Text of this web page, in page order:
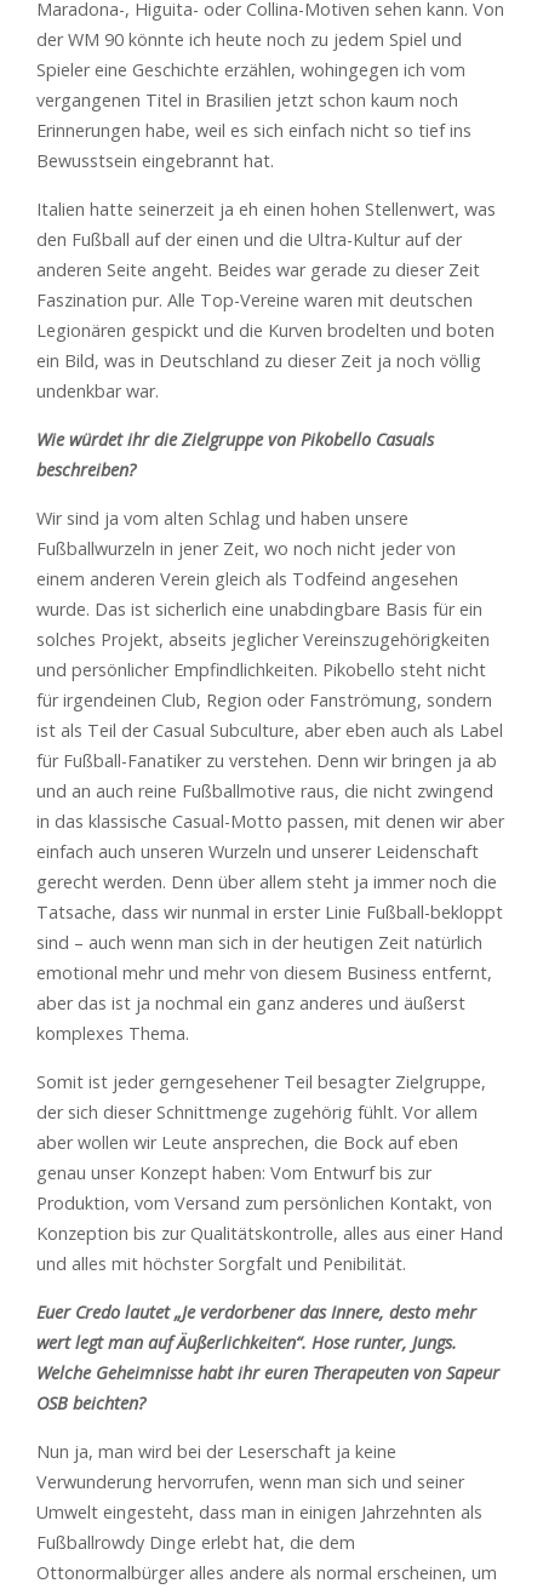
Maradona-, Higuita- oder Collina-Motiven sehen kann. Von
der WM 90 könnte ich heute noch zu jedem Spiel und
Spieler eine Geschichte erzählen, wohingegen ich vom
vergangenen Titel in Brasilien jetzt schon kaum noch
Erinnerungen habe, weil es sich einfach nicht so tief ins
Bewusstsein eingebrannt hat.
Italien hatte seinerzeit ja eh einen hohen Stellenwert, was
den Fußball auf der einen und die Ultra-Kultur auf der
anderen Seite angeht. Beides war gerade zu dieser Zeit
Faszination pur. Alle Top-Vereine waren mit deutschen
Legionären gespickt und die Kurven brodelten und boten
ein Bild, was in Deutschland zu dieser Zeit ja noch völlig
undenkbar war.
Wie würdet ihr die Zielgruppe von Pikobello Casuals
beschreiben?
Wir sind ja vom alten Schlag und haben unsere
Fußballwurzeln in jener Zeit, wo noch nicht jeder von
einem anderen Verein gleich als Todfeind angesehen
wurde. Das ist sicherlich eine unabdingbare Basis für ein
solches Projekt, abseits jeglicher Vereinszugehörigkeiten
und persönlicher Empfindlichkeiten. Pikobello steht nicht
für irgendeinen Club, Region oder Fanströmung, sondern
ist als Teil der Casual Subculture, aber eben auch als Label
für Fußball-Fanatiker zu verstehen. Denn wir bringen ja ab
und an auch reine Fußballmotive raus, die nicht zwingend
in das klassische Casual-Motto passen, mit denen wir aber
einfach auch unseren Wurzeln und unserer Leidenschaft
gerecht werden. Denn über allem steht ja immer noch die
Tatsache, dass wir nunmal in erster Linie Fußball-bekloppt
sind – auch wenn man sich in der heutigen Zeit natürlich
emotional mehr und mehr von diesem Business entfernt,
aber das ist ja nochmal ein ganz anderes und äußerst
komplexes Thema.
Somit ist jeder gerngesehener Teil besagter Zielgruppe,
der sich dieser Schnittmenge zugehörig fühlt. Vor allem
aber wollen wir Leute ansprechen, die Bock auf eben
genau unser Konzept haben: Vom Entwurf bis zur
Produktion, vom Versand zum persönlichen Kontakt, von
Konzeption bis zur Qualitätskontrolle, alles aus einer Hand
und alles mit höchster Sorgfalt und Penibilität.
Euer Credo lautet „Je verdorbener das Innere, desto mehr
wert legt man auf Äußerlichkeiten“. Hose runter, Jungs.
Welche Geheimnisse habt ihr euren Therapeuten von Sapeur
OSB beichten?
Nun ja, man wird bei der Leserschaft ja keine
Verwunderung hervorrufen, wenn man sich und seiner
Umwelt eingesteht, dass man in einigen Jahrzehnten als
Fußballrowdy Dinge erlebt hat, die dem
Ottonormalbürger alles andere als normal erscheinen, um